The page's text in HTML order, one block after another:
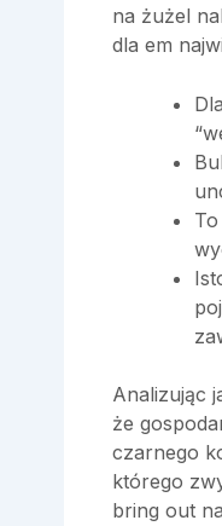
na żużel
dla em
Analizując
że
czarnego
którego
bring out